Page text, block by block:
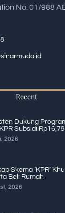
No. 01/988
Recent
Dukung
Subsidi
2026
Skema ‘KPR’
Beli Rumah
2026